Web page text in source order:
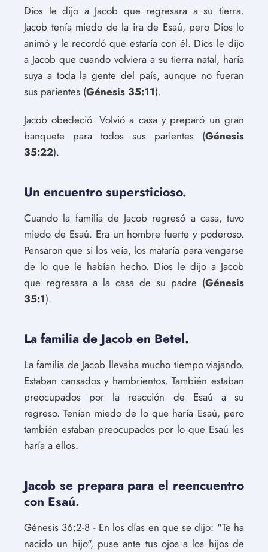
Dios le dijo a Jacob que regresara a su tierra.
Jacob tenía miedo de la ira de Esaú, pero Dios lo
animó y le recordó que estaría con él. Dios le dijo
a Jacob que cuando volviera a su tierra natal, haría
suya a toda la gente del país, aunque no fueran
sus parientes (Génesis 35:11).
Jacob obedeció. Volvió a casa y preparó un gran
banquete para todos sus parientes (Génesis
35:22).
Un encuentro supersticioso.
Cuando la familia de Jacob regresó a casa, tuvo
miedo de Esaú. Era un hombre fuerte y poderoso.
Pensaron que si los veía, los mataría para vengarse
de lo que le habían hecho. Dios le dijo a Jacob
que regresara a la casa de su padre (Génesis
35:1).
La familia de Jacob en Betel.
La familia de Jacob llevaba mucho tiempo viajando.
Estaban cansados y hambrientos. También estaban
preocupados por la reacción de Esaú a su
regreso. Tenían miedo de lo que haría Esaú, pero
también estaban preocupados por lo que Esaú les
haría a ellos.
Jacob se prepara para el reencuentro
con Esaú.
Génesis 36:2-8 - En los días en que se dijo: "Te ha
nacido un hijo", puse ante tus ojos a los hijos de